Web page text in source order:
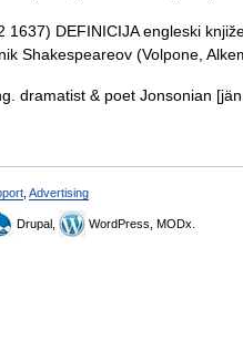
DEFINICIJA engleski
Shakespeareov (Volpone,
dramatist & poet Jonsonian
Advertising
Drupal, WordPress, MODx.